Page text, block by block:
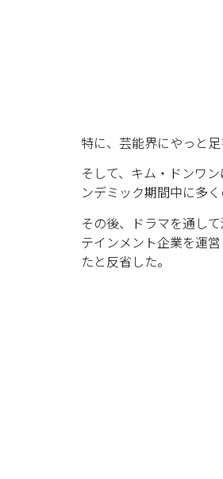
特に、芸能界にやっと
そして、キム・ドンワ
ンデミック期間中に多
その後、ドラマを通し
テインメント企業を運
たと反省した。